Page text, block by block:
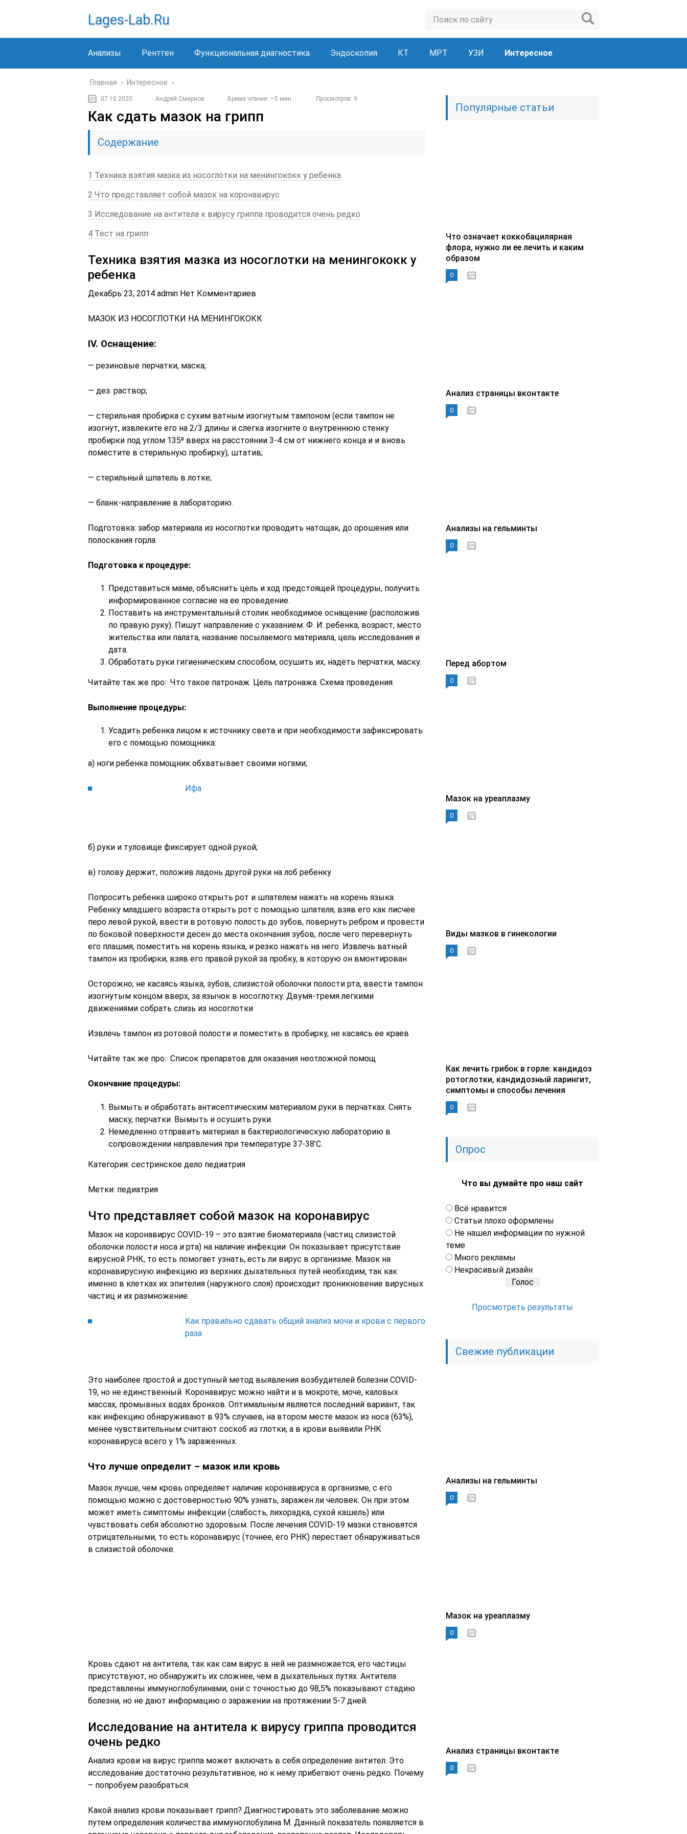
Lages-Lab.ru
Анализы Рентген Функциональная диагностика Эндоскопия КТ МРТ УЗИ Интересное
Главная › Интересное ›
07.10.2020 Андрей Смирнов Время чтения: ~5 мин. Просмотров: 9
Как сдать мазок на грипп
Содержание
1 Техника взятия мазка из носоглотки на менингококк у ребенка
2 Что представляет собой мазок на коронавирус
3 Исследование на антитела к вирусу гриппа проводится очень редко
4 Тест на грипп
Техника взятия мазка из носоглотки на менингококк у
ребенка
Декабрь 23, 2014 admin Нет Комментариев
МАЗОК ИЗ НОСОГЛОТКИ НА МЕНИНГОКОКК
IV. Оснащение:
— резиновые перчатки, маска;
— дез. раствор;
— стерильная пробирка с сухим ватным изогнутым тампоном (если тампон не
изогнут, извлеките его на 2/3 длины и слегка изогните о внутреннюю стенку
пробирки под углом 135⁰ вверх на расстоянии 3-4 см от нижнего конца и и вновь
поместите в стерильную пробирку), штатив;
— стерильный шпатель в лотке;
— бланк-направление в лабораторию.
Подготовка: забор материала из носоглотки проводить натощак, до орошения или
полоскания горла.
Подготовка к процедуре:
Представиться маме, объяснить цель и ход предстоящей процедуры, получить
информированное согласие на ее проведение.
Поставить на инструментальный столик необходимое оснащение (расположив
по правую руку). Пишут направление с указанием: Ф. И. ребенка, возраст, место
жительства или палата, название посылаемого материала, цель исследования и
дата.
Обработать руки гигиеническим способом, осушить их, надеть перчатки, маску.
Читайте так же про: Что такое патронаж. Цель патронажа. Схема проведения.
Выполнение процедуры:
Усадить ребенка лицом к источнику света и при необходимости зафиксировать
его с помощью помощника:
а) ноги ребенка помощник обхватывает своими ногами;
Ифа
б) руки и туловище фиксирует одной рукой;
в) голову держит, положив ладонь другой руки на лоб ребенку
Попросить ребенка широко открыть рот и шпателем нажать на корень языка.
Ребенку младшего возраста открыть рот с помощью шпателя, взяв его как писчее
перо левой рукой, ввести в ротовую полость до зубов, повернуть ребром и провести
по боковой поверхности десен до места окончания зубов, после чего перевернуть
его плашмя, поместить на корень языка, и резко нажать на него. Извлечь ватный
тампон из пробирки, взяв его правой рукой за пробку, в которую он вмонтирован
Осторожно, не касаясь языка, зубов, слизистой оболочки полости рта, ввести тампон
изогнутым концом вверх, за язычок в носоглотку. Двумя-тремя легкими
движениями собрать слизь из носоглотки
Извлечь тампон из ротовой полости и поместить в пробирку, не касаясь ее краев
Читайте так же про: Список препаратов для оказания неотложной помощ
Окончание процедуры:
Вымыть и обработать антисептическим материалом руки в перчатках. Снять
маску, перчатки. Вымыть и осушить руки.
Немедленно отправить материал в бактериологическую лабораторию в
сопровождении направления при температуре 37-38’С.
Категория: сестринское дело педиатрия
Метки: педиатрия
Что представляет собой мазок на коронавирус
Мазок на коронавирус COVID-19 – это взятие биоматериала (частиц слизистой
оболочки полости носа и рта) на наличие инфекции. Он показывает присутствие
вирусной РНК, то есть помогает узнать, есть ли вирус в организме. Мазок на
коронавирусную инфекцию из верхних дыхательных путей необходим, так как
именно в клетках их эпителия (наружного слоя) происходит проникновение вирусных
частиц и их размножение.
Как правильно сдавать общий анализ мочи и крови с первого
раза
Это наиболее простой и доступный метод выявления возбудителей болезни COVID-
19, но не единственный. Коронавирус можно найти и в мокроте, моче, каловых
массах, промывных водах бронхов. Оптимальным является последний вариант, так
как инфекцию обнаруживают в 93% случаев, на втором месте мазок из носа (63%),
менее чувствительным считают соскоб из глотки, а в крови выявили РНК
коронавируса всего у 1% зараженных.
Что лучше определит – мазок или кровь
Мазок лучше, чем кровь определяет наличие коронавируса в организме, с его
помощью можно с достоверностью 90% узнать, заражен ли человек. Он при этом
может иметь симптомы инфекции (слабость, лихорадка, сухой кашель) или
чувствовать себя абсолютно здоровым. После лечения COVID-19 мазки становятся
отрицательными, то есть коронавирус (точнее, его РНК) перестает обнаруживаться
в слизистой оболочке.
Кровь сдают на антитела, так как сам вирус в ней не размножается, его частицы
присутствуют, но обнаружить их сложнее, чем в дыхательных путях. Антитела
представлены иммуноглобулинами, они с точностью до 98,5% показывают стадию
болезни, но не дают информацию о заражении на протяжении 5-7 дней.
Исследование на антитела к вирусу гриппа проводится
очень редко
Анализ крови на вирус гриппа может включать в себя определение антител. Это
исследование достаточно результативное, но к нему прибегают очень редко. Почему
– попробуем разобраться.
Какой анализ крови показывает грипп? Диагностировать это заболевание можно
путем определения количества иммуноглобулина М. Данный показатель появляется в
Популярные статьи
Что означает коккобацилярная
флора, нужно ли ее лечить и каким
образом
0
Анализ страницы вконтакте
0
Анализы на гельминты
0
Перед абортом
0
Мазок на уреаплазму
0
Виды мазков в гинекологии
0
Как лечить грибок в горле: кандидоз
ротоглотки, кандидозный ларингит,
симптомы и способы лечения
0
Опрос
Что вы думайте про наш сайт
Всё нравится
Статьи плохо оформлены
Не нашел информации по нужной
теме
Много рекламы
Некрасивый дизайн
Просмотреть результаты
Свежие публикации
Анализы на гельминты
0
Мазок на уреаплазму
0
Анализ страницы вконтакте
0